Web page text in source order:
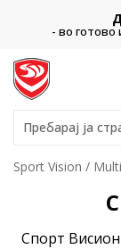
- во готово
Пребарај ја
Sport Vision
Спорт